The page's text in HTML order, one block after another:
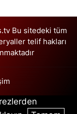
Bu sitedeki tüm
telif hakları